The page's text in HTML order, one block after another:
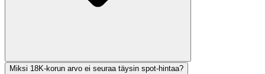
Miksi 18K-korun arvo ei seuraa täysin spot-hintaa?